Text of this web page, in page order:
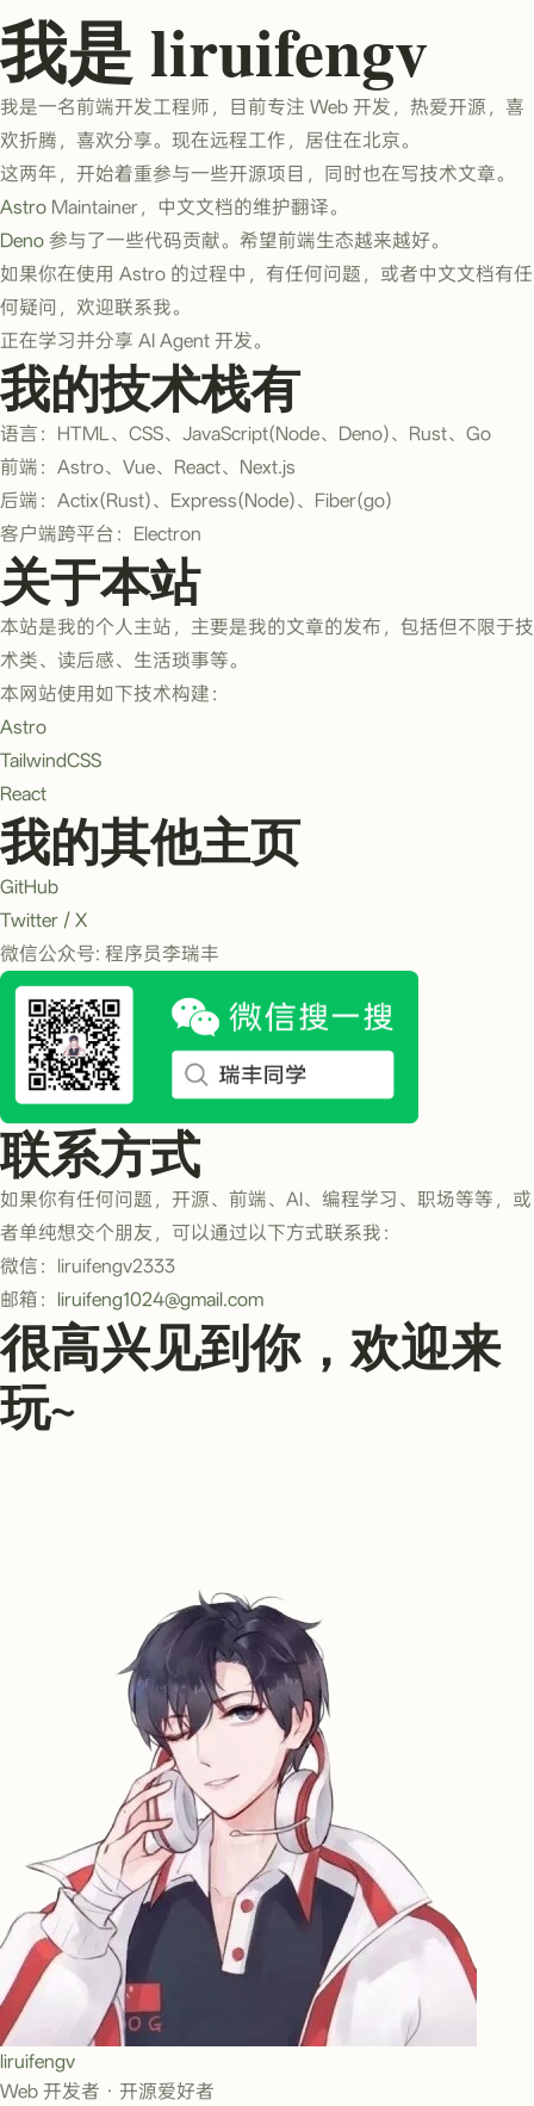
我是 liruifengv
我是一名前端开发工程师，目前专注 Web 开发，热爱开源，喜
欢折腾，喜欢分享。现在远程工作，居住在北京。
这两年，开始着重参与一些开源项目，同时也在写技术文章。
Astro Maintainer，中文文档的维护翻译。
Deno 参与了一些代码贡献。希望前端生态越来越好。
如果你在使用 Astro 的过程中，有任何问题，或者中文文档有任
何疑问，欢迎联系我。
正在学习并分享 AI Agent 开发。
我的技术栈有
语言：HTML、CSS、JavaScript(Node、Deno)、Rust、Go
前端：Astro、Vue、React、Next.js
后端：Actix(Rust)、Express(Node)、Fiber(go)
客户端跨平台：Electron
关于本站
本站是我的个人主站，主要是我的文章的发布，包括但不限于技
术类、读后感、生活琐事等。
本网站使用如下技术构建：
Astro
TailwindCSS
React
我的其他主页
GitHub
Twitter / X
微信公众号: 程序员李瑞丰
联系方式
如果你有任何问题，开源、前端、AI、编程学习、职场等等，或
者单纯想交个朋友，可以通过以下方式联系我：
微信：liruifengv2333
邮箱： liruifeng1024@gmail.com
很高兴见到你，欢迎来
玩~
liruifengv
Web 开发者 · 开源爱好者